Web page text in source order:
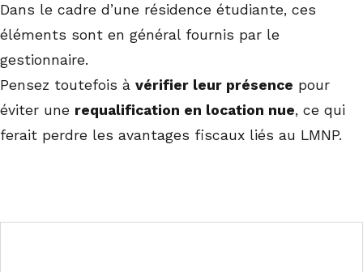
Dans le cadre d’une résidence étudiante, ces
éléments sont en général fournis par le
gestionnaire.
Pensez toutefois à vérifier leur présence pour
éviter une requalification en location nue, ce qui
ferait perdre les avantages fiscaux liés au LMNP.